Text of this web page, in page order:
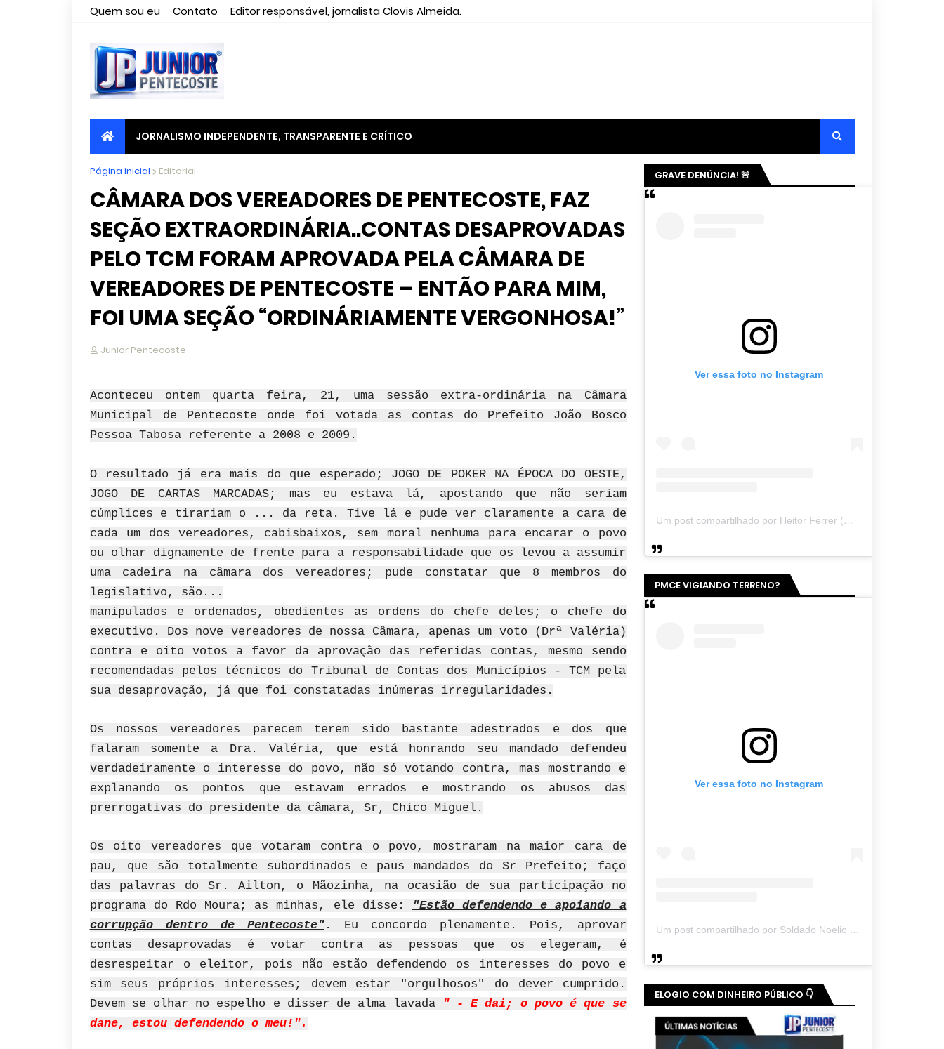
Quem sou eu Contato Editor responsável, jornalista Clovis Almeida.
JORNALISMO INDEPENDENTE, TRANSPARENTE E CRÍTICO
Página inicial Editorial
CÂMARA DOS VEREADORES DE PENTECOSTE, FAZ
SEÇÃO EXTRAORDINÁRIA..CONTAS DESAPROVADAS
PELO TCM FORAM APROVADA PELA CÂMARA DE
VEREADORES DE PENTECOSTE – ENTÃO PARA MIM,
FOI UMA SEÇÃO “ORDINÁRIAMENTE VERGONHOSA!”
Junior Pentecoste
Aconteceu ontem quarta feira, 21, uma sessão extra-ordinária na Câmara
Municipal de Pentecoste onde foi votada as contas do Prefeito João Bosco
Pessoa Tabosa referente a 2008 e 2009.
O resultado já era mais do que esperado; JOGO DE POKER NA ÉPOCA DO OESTE,
JOGO DE CARTAS MARCADAS; mas eu estava lá, apostando que não seriam
cúmplices e tirariam o ... da reta. Tive lá e pude ver claramente a cara de
cada um dos vereadores, cabisbaixos, sem moral nenhuma para encarar o povo
ou olhar dignamente de frente para a responsabilidade que os levou a assumir
uma cadeira na câmara dos vereadores; pude constatar que 8 membros do
legislativo, são...
manipulados e ordenados, obedientes as ordens do chefe deles; o chefe do
executivo. Dos nove vereadores de nossa Câmara, apenas um voto (Drª Valéria)
contra e oito votos a favor da aprovação das referidas contas, mesmo sendo
recomendadas pelos técnicos do Tribunal de Contas dos Municípios - TCM pela
sua desaprovação, já que foi constatadas inúmeras irregularidades.
Os nossos vereadores parecem terem sido bastante adestrados e dos que
falaram somente a Dra. Valéria, que está honrando seu mandado defendeu
verdadeiramente o interesse do povo, não só votando contra, mas mostrando e
explanando os pontos que estavam errados e mostrando os abusos das
prerrogativas do presidente da câmara, Sr, Chico Miguel.
Os oito vereadores que votaram contra o povo, mostraram na maior cara de
pau, que são totalmente subordinados e paus mandados do Sr Prefeito; faço
das palavras do Sr. Ailton, o Mãozinha, na ocasião de sua participação no
programa do Rdo Moura; as minhas, ele disse:
"Estão defendendo e apoiando a
corrupção dentro de Pentecoste". Eu concordo plenamente. Pois, aprovar
contas desaprovadas é votar contra as pessoas que os elegeram, é
desrespeitar o eleitor, pois não estão defendendo os interesses do povo e
sim seus próprios interesses; devem estar "orgulhosos" do dever cumprido.
Devem se olhar no espelho e disser de alma lavada
" - E dai; o povo é que se
dane, estou defendendo o meu!".
GRAVE DENÚNCIA! 🚨
Ver essa foto no Instagram
Um post compartilhado por Heitor Férrer (@heitor_ferrer77)
PMCE VIGIANDO TERRENO?
Ver essa foto no Instagram
Um post compartilhado por Soldado Noelio (@soldadonoelio)
ELOGIO COM DINHEIRO PÚBLICO 👇